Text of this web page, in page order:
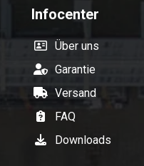
Infocenter
Über uns
Garantie
Versand
FAQ
Downloads